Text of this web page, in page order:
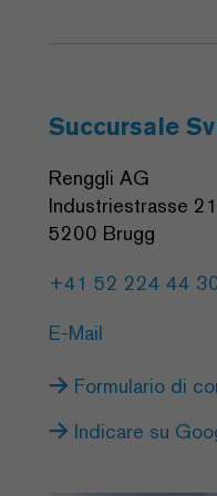
Succursale
Renggli AG
Industriestrasse 21
5200 Brugg
+41 52 224 44
E-Mail
Formulario di
Indicare su